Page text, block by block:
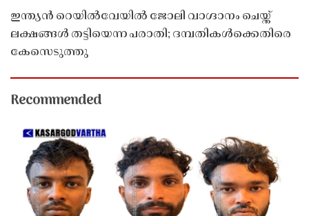
ഇന്ത്യൻ റെയിൽവേയിൽ ജോലി വാഗ്ദാനം ചെയ്ത്
ലക്ഷങ്ങൾ തട്ടിയെന്ന പരാതി; ദമ്പതികൾക്കെതിരെ
കേസെടുത്തു
Recommended